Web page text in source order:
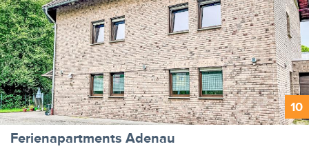
10
Ferienapartments Adenau